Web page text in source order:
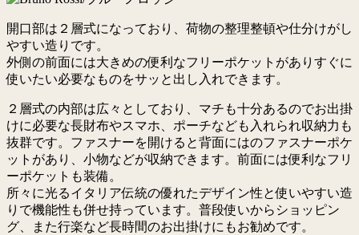
開口部は２層式になっており、荷物の整理整頓や仕分けがし
やすい造りです。
外側の前面には大きめの便利なフリーポケットがありすぐに
使いたい必要なものをサッと出し入れできます。
２層式の内部は広々としており、マチも十分あるのでお出掛
けに必要な長財布やスマホ、ポーチなども入れられ収納力も
抜群です。ファスナーを開けると背面にはのファスナーポケ
ットがあり、小物などが収納できます。前面には便利なフリ
ーポケットも装備。
所々に光るイタリア伝統の優れたデザイン性と使いやすい造
りで機能性も併せ持っています。普段使いからショッピン
グ、また行楽など長時間のお出掛けにもお勧めです。